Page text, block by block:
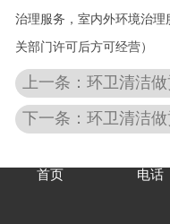
治理服务，室内外环境治理
关部门许可后方可经营）
首页 电话